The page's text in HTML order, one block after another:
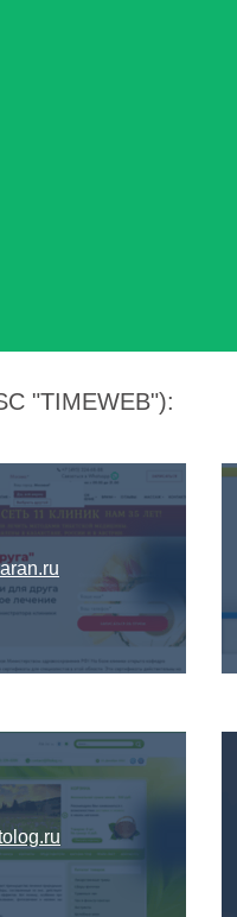
"TIMEWEB"):